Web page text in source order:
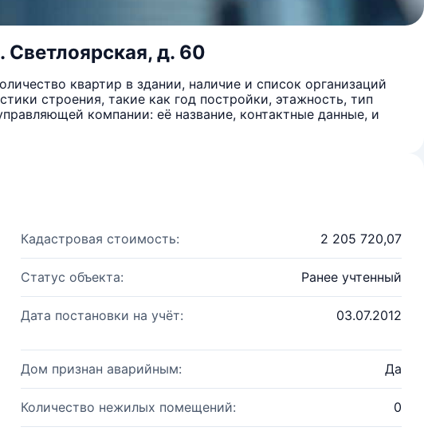
Светлоярская, д. 60
квартир в здании, наличие и список организаций
строения, такие как год постройки, этажность, тип
компании: её название, контактные данные, и
Кадастровая стоимость: 2 205 720,07
Статус объекта: Ранее учтенный
Дата постановки на учёт: 03.07.2012
Дом признан аварийным: Да
Количество нежилых помещений: 0